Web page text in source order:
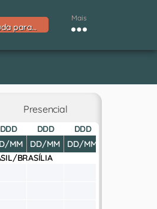
para…
Mais
Presencial
DDD
MM
DDD
DD/MM
DDD
DD/MM
BRASÍLIA